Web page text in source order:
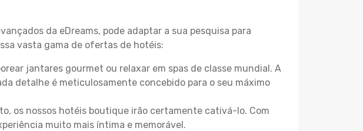
da eDreams, pode adaptar a sua pesquisa para
vasta gama de ofertas de hotéis:
jantares gourmet ou relaxar em spas de classe mundial. A
detalhe é meticulosamente concebido para o seu máximo
os nossos hotéis boutique irão certamente cativá-lo. Com
muito mais íntima e memorável.